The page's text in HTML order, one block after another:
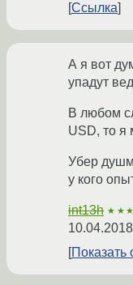
Ссылка
А я вот
упадут
В любом
USD, то я
Убер
у кого
int13h
Показать